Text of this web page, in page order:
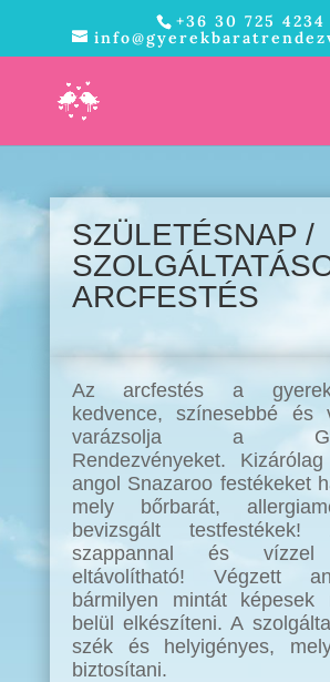
+36 30 725 4234
SZÜLETÉSNAP /
ARCFESTÉS
Az arcfestés a
kedvence, színesebbé és
varázsolja a
Rendezvényeket.
angol Snazaroo festékeket
mely bőrbarát,
bevizsgált
szappannal és vízzel
eltávolítható! Végzett
bármilyen mintát képesek
belül elkészíteni. A
szék és helyigényes,
biztosítani.